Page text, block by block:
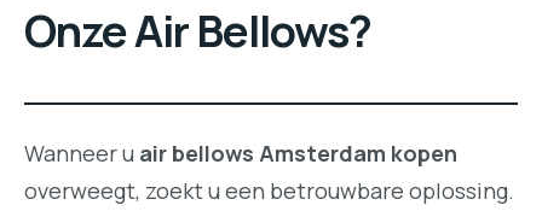
Onze Air Bellows?
Wanneer u air bellows Amsterdam kopen
overweegt, zoekt u een betrouwbare oplossing.